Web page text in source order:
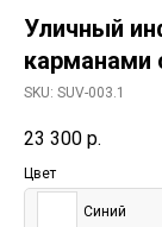
Уличный
карманами
SKU: SUV-003.1
23 300 р.
Цвет
Синий